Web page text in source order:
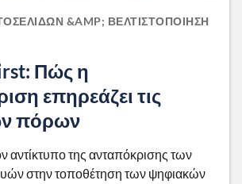
&AMP; ΒΕΛΤΙΣΤΟΠΟΊΗΣΗ
Πώς η
επηρεάζει τις
πόρων
αντίκτυπο της ανταπόκρισης των
στην τοποθέτηση των ψηφιακών